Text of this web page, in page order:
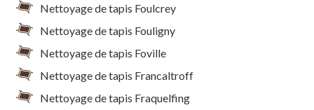
Nettoyage de tapis Foulcrey
Nettoyage de tapis Fouligny
Nettoyage de tapis Foville
Nettoyage de tapis Francaltroff
Nettoyage de tapis Fraquelfing